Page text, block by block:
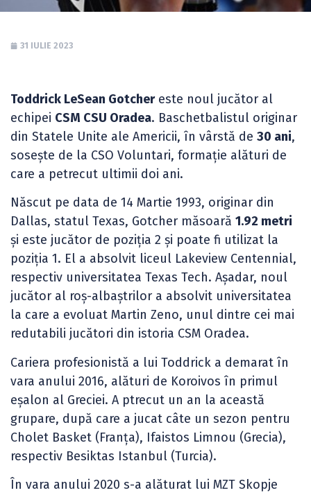
31 IULIE 2023
Toddrick LeSean Gotchereste noul jucător al
echipei CSM CSU Oradea. Baschetbalistul originar
din Statele Unite ale Americii, în vârstă de 30 ani,
sosește de la CSO Voluntari, formație alături de
care a petrecut ultimii doi ani.
Născut pe data de 14 Martie 1993, originar din
Dallas, statul Texas, Gotcher măsoară 1.92 metri
și este jucător de poziția 2 și poate fi utilizat la
poziția 1. El a absolvit liceul Lakeview Centennial,
respectiv universitatea Texas Tech. Așadar, noul
jucător al roș-albaștrilor a absolvit universitatea
la care a evoluat Martin Zeno, unul dintre cei mai
redutabili jucători din istoria CSM Oradea.
Cariera profesionistă a lui Toddrick a demarat în
vara anului 2016, alături de Koroivos în primul
eșalon al Greciei. A ptrecut un an la această
grupare, după care a jucat câte un sezon pentru
Cholet Basket (Franța), Ifaistos Limnou (Grecia),
respectiv Besiktas Istanbul (Turcia).
În vara anului 2020 s-a alăturat lui MZT Skopje